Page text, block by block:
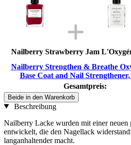
Nailberry Strawberry Jam
Nailberry Strengthen & Breathe
Base Coat and Nail
Gesamtpreis:
Beide in den Warenkorb
Beschreibung
Nailberry Lacke wurden mit einer neuen
entwickelt, die den Nagellack
langanhaltender macht.